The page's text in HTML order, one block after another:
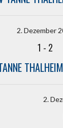
2. Dezember
1 - 2
2.